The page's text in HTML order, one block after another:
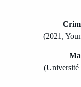
(2021,
(Université